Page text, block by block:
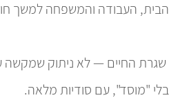
העבודה והמשפחה למשך
החיים — לא ניתוק שמקשה
"מוסד", עם סודיות מלאה.